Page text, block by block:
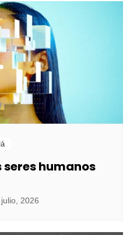
seres humanos
2026